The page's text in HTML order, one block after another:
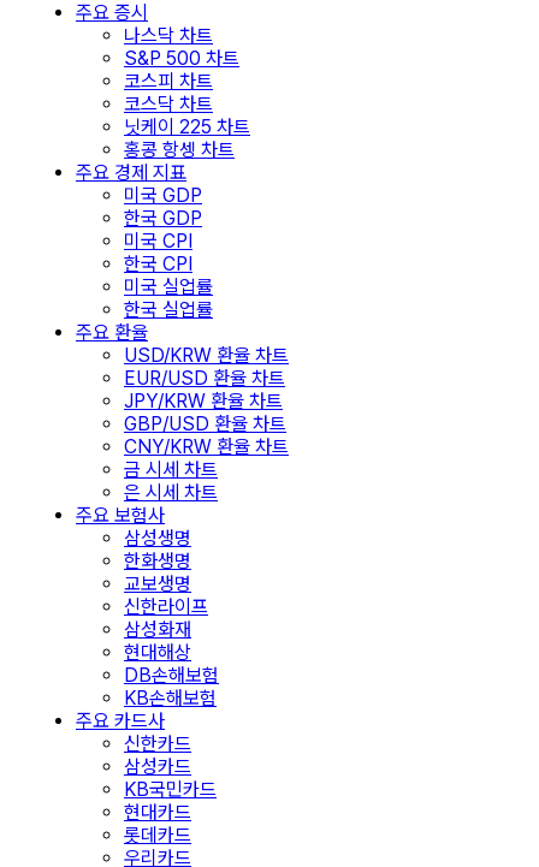
주요 증시
나스닥 차트
S&P 500 차트
코스피 차트
코스닥 차트
닛케이 225 차트
홍콩 항셍 차트
주요 경제 지표
미국 GDP
한국 GDP
미국 CPI
한국 CPI
미국 실업률
한국 실업률
주요 환율
USD/KRW 환율 차트
EUR/USD 환율 차트
JPY/KRW 환율 차트
GBP/USD 환율 차트
CNY/KRW 환율 차트
금 시세 차트
은 시세 차트
주요 보험사
삼성생명
한화생명
교보생명
신한라이프
삼성화재
현대해상
DB손해보험
KB손해보험
주요 카드사
신한카드
삼성카드
KB국민카드
현대카드
롯데카드
우리카드